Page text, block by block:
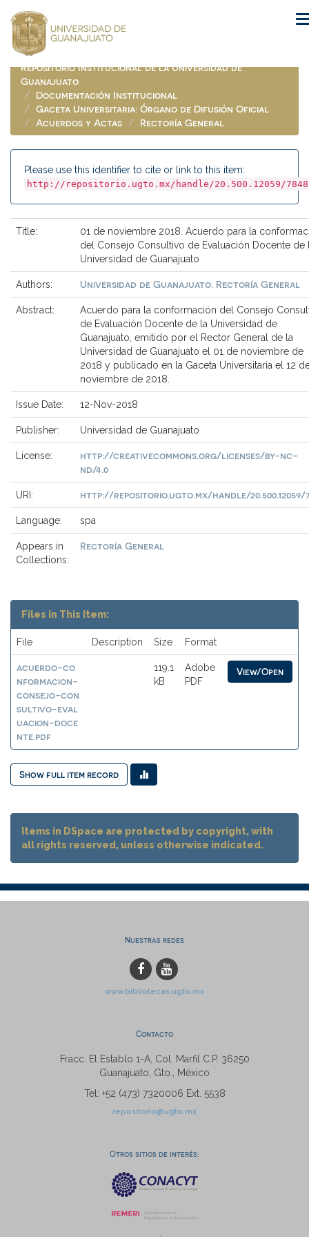
navigation
Repositorio Institucional de la Universidad de
Guanajuato
Documentación Institucional
Gaceta Universitaria: Órgano de Difusión Oficial
Acuerdos y Actas
Rectoría General
Please use this identifier to cite or link to this item:
http://repositorio.ugto.mx/handle/20.500.12059/7848
Title:
01 de noviembre 2018. Acuerdo para la
del Consejo Consultivo de Evaluación Docente de
Universidad de Guanajuato
Authors: Universidad de Guanajuato. Rectoría General
Abstract:
Acuerdo para la conformación del Consejo
de Evaluación Docente de la Universidad de
Guanajuato, emitido por el Rector General de la
Universidad de Guanajuato el 01 de noviembre de
2018 y publicado en la Gaceta Universitaria el 12
noviembre de 2018.
Issue Date: 12-Nov-2018
Publisher: Universidad de Guanajuato
License:
http://creativecommons.org/licenses/by-nc-
nd/4.0
URI: http://repositorio.ugto.mx/handle/20.500.12059/
Language: spa
Appears in
Collections:
Rectoría General
Files in This Item:
File Description Size Format
acuerdo-co
nformacion-
consejo-con
sultivo-eval
uacion-doce
nte.pdf
119.1
kB
Adobe
PDF
View/Open
Show full item record
Items in DSpace are protected by copyright, with
all rights reserved, unless otherwise indicated.
Nuestras redes
www.bibliotecas.ugto.mx
Contacto
Fracc. El Establo 1-A, Col. Marfil C.P. 36250
Guanajuato, Gto., México
Tel: +52 (473) 7320006 Ext. 5538
repositorio@ugto.mx
Otros sitios de interés: